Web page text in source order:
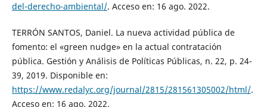
del-derecho-ambiental/. Acceso en: 16 ago. 2022.
TERRÓN SANTOS, Daniel. La nueva actividad pública de
fomento: el «green nudge» en la actual contratación
pública. Gestión y Análisis de Políticas Públicas, n. 22, p. 24-
39, 2019. Disponible en:
https://www.redalyc.org/journal/2815/281561305002/html/.
Acceso en: 16 ago. 2022.